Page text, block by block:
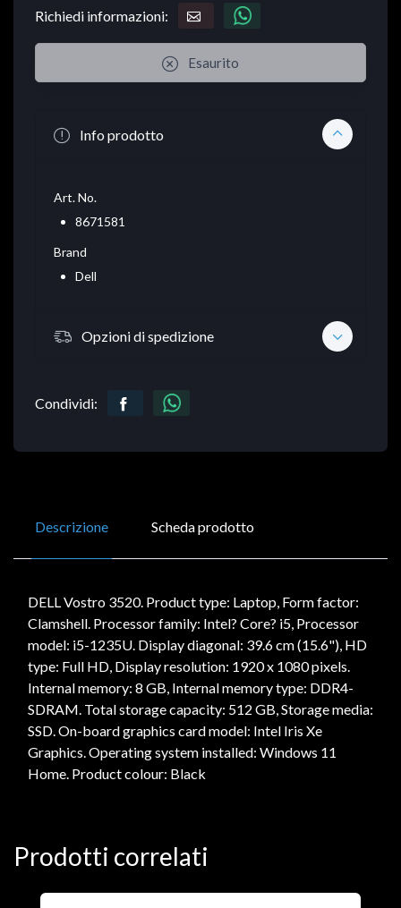
Richiedi informazioni:
Esaurito
Info prodotto
Art. No.
8671581
Brand
Dell
Opzioni di spedizione
Condividi:
Descrizione Scheda prodotto
DELL Vostro 3520. Product type: Laptop, Form factor:
Clamshell. Processor family: Intel? Core? i5, Processor
model: i5-1235U. Display diagonal: 39.6 cm (15.6"), HD
type: Full HD, Display resolution: 1920 x 1080 pixels.
Internal memory: 8 GB, Internal memory type: DDR4-
SDRAM. Total storage capacity: 512 GB, Storage media:
SSD. On-board graphics card model: Intel Iris Xe
Graphics. Operating system installed: Windows 11
Home. Product colour: Black
Prodotti correlati